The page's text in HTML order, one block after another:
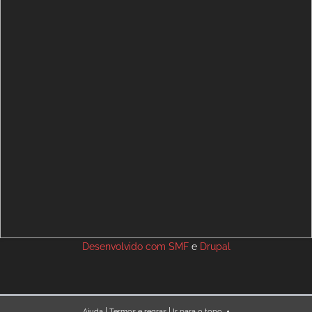
Desenvolvido com SMFe Drupal